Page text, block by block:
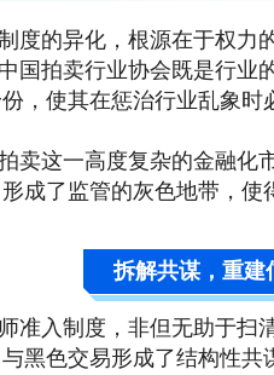
度的异化，根源在于权力
国拍卖行业协会既是行业
，使其在惩治行业乱象
卖这一高度复杂的金融化
成了监管的灰色地带，使
拆解共谋，重建
准入制度，非但无助于扫
黑色交易形成了结构性